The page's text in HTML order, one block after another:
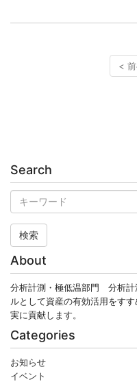
<
Search
検索
About
分析計測・極低温部門 分析計
ルとして資産の有効活用をす
実に貢献します。
Categories
お知らせ
イベント